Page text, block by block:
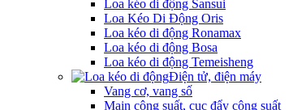
Loa kéo di động Sansui
Loa Kéo Di Động Oris
Loa kéo di động Ronamax
Loa kéo di động Bosa
Loa kéo di động Temeisheng
Điện tử, điện máy
Vang cơ, vang số
Main công suất, cục đẩy công suất